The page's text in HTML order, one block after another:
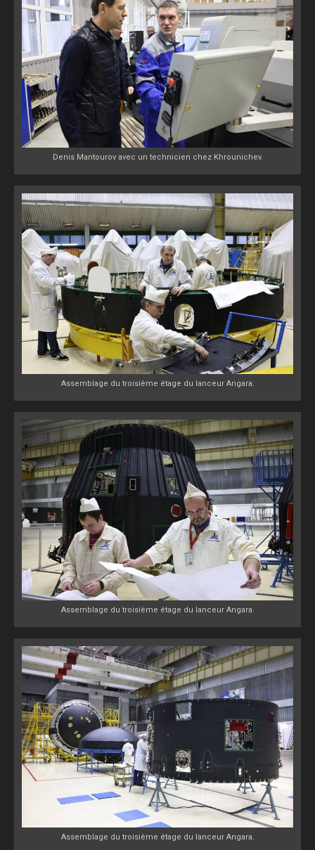
Denis Mantourov avec un technicien chez Khrounichev.
Assemblage du troisième étage du lanceur Angara.
Assemblage du troisième étage du lanceur Angara.
Assemblage du troisième étage du lanceur Angara.